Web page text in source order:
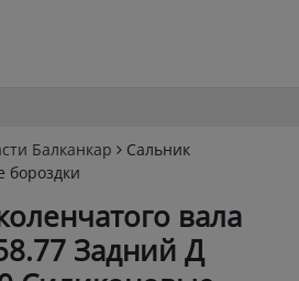
Балканкар
Сальник
бороздки
вала
Задний Д